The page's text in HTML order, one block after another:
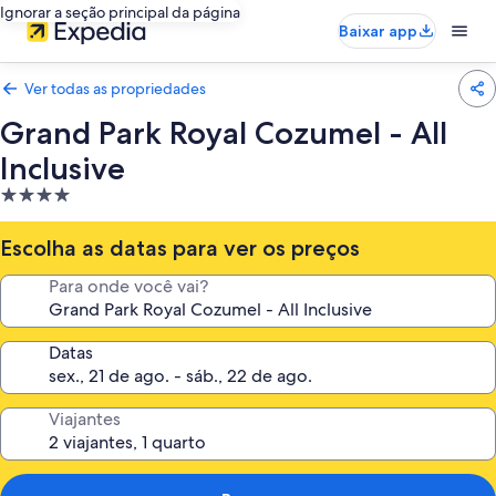
Ignorar a seção principal da página
Baixar app
Ver todas as propriedades
Grand Park Royal Cozumel - All
Inclusive
Propriedade
4.0
estrelas
Escolha as datas para ver os preços
Para onde você vai?
Datas
Viajantes